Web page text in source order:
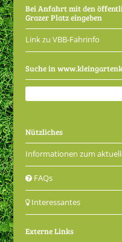
Bei Anfahrt mit den
Grazer Platz eingeben
Link zu VBB-Fahrinfo
Suche in
Nützliches
Informationen zum
FAQs
Interessantes
Externe Links